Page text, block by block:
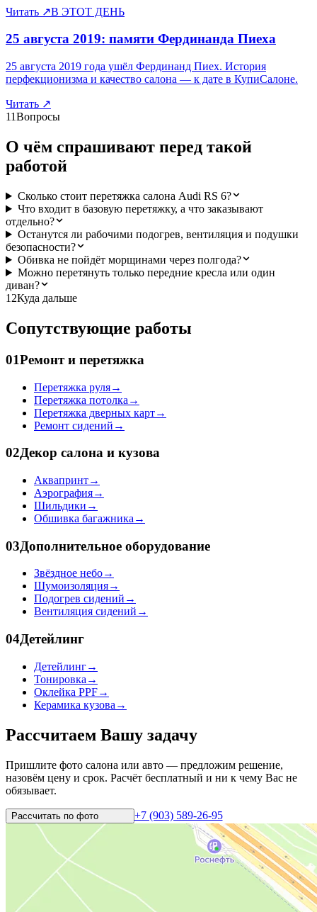
Читать ↗В ЭТОТ ДЕНЬ
25 августа 2019: памяти Фердинанда Пиеха
25 августа 2019 года ушёл Фердинанд Пиех. История
перфекционизма и качество салона — к дате в КупиСалоне.
Читать ↗
11Вопросы
О чём спрашивают перед такой
работой
Сколько стоит перетяжка салона Audi RS 6?
Что входит в базовую перетяжку, а что заказывают
отдельно?
Останутся ли рабочими подогрев, вентиляция и подушки
безопасности?
Обивка не пойдёт морщинами через полгода?
Можно перетянуть только передние кресла или один
диван?
12Куда дальше
Сопутствующие работы
01Ремонт и перетяжка
Перетяжка руля→
Перетяжка потолка →
Перетяжка дверных карт→
Ремонт сидений →
02Декор салона и кузова
Аквапринт→
Аэрография→
Шильдики →
Обшивка багажника →
03Дополнительное оборудование
Звёздное небо→
Шумоизоляция→
Подогрев сидений →
Вентиляция сидений →
04Детейлинг
Детейлинг→
Тонировка →
Оклейка PPF→
Керамика кузова →
Рассчитаем Вашу задачу
Пришлите фото салона или авто — предложим решение,
назовём цену и срок. Расчёт бесплатный и ни к чему Вас не
обязывает.
Рассчитать по фото +7 (903) 589-26-95